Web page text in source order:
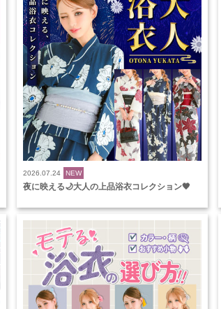
2026.07.24 NEW
夜に映える🌙大人の上品浴衣コレクション🖤